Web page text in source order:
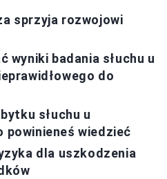
sprzyja rozwojowi
wyniki badania słuchu u
do
słuchu u
powinieneś wiedzieć
dla uszkodzenia